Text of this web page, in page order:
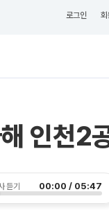
로그인 회
인천2
듣기 00:00 / 05:47